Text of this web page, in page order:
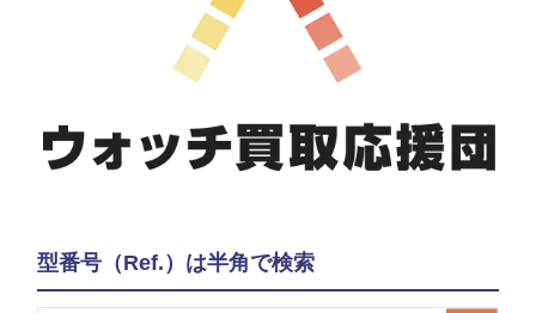
型番号（Ref.）は半角で検索